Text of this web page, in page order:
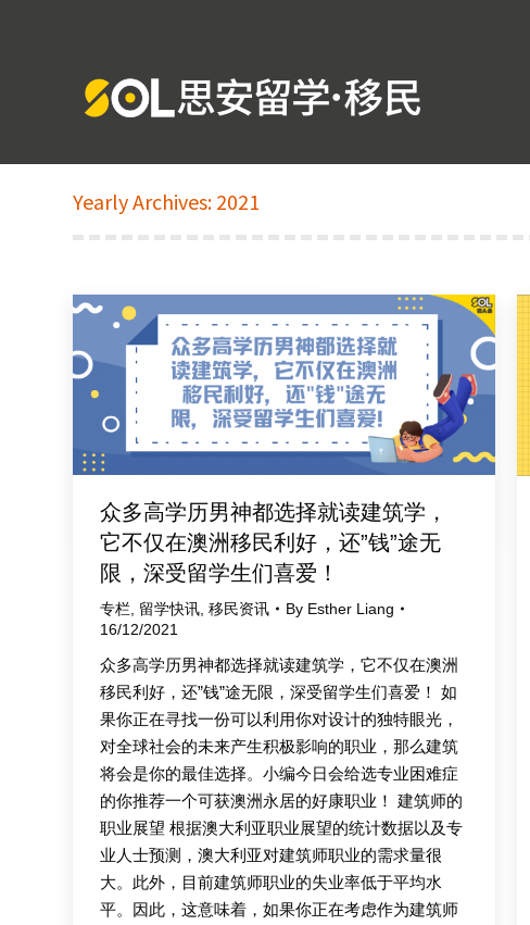
Yearly Archives: 2021
众多高学历男神都选择就读建筑学，
它不仅在澳洲移民利好，还”钱”途无
限，深受留学生们喜爱！
专栏 留学快讯 移民资讯 By Esther Liang
16/12/2021
众多高学历男神都选择就读建筑学，它不仅在澳洲
移民利好，还”钱”途无限，深受留学生们喜爱！ 如
果你正在寻找一份可以利用你对设计的独特眼光，
对全球社会的未来产生积极影响的职业，那么建筑
将会是你的最佳选择。小编今日会给选专业困难症
的你推荐一个可获澳洲永居的好康职业！ 建筑师的
职业展望 根据澳大利亚职业展望的统计数据以及专
业人士预测，澳大利亚对建筑师职业的需求量很
大。此外，目前建筑师职业的失业率低于平均水
平。因此，这意味着，如果你正在考虑作为建筑师